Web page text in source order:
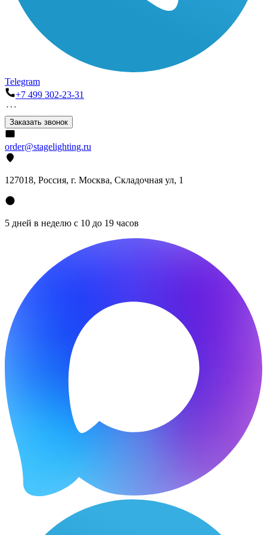
Telegram
+7 499 302-23-31
Заказать звонок
order@stagelighting.ru
127018, Россия, г. Москва, Складочная ул, 1
5 дней в неделю с 10 до 19 часов